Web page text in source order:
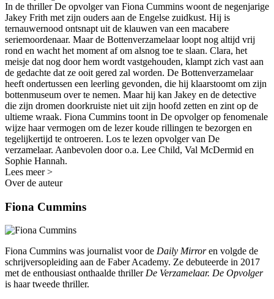
In de thriller De opvolger van Fiona Cummins woont de negenjarige
Jakey Frith met zijn ouders aan de Engelse zuidkust. Hij is
ternauwernood ontsnapt uit de klauwen van een macabere
seriemoordenaar. Maar de Bottenverzamelaar loopt nog altijd vrij
rond en wacht het moment af om alsnog toe te slaan. Clara, het
meisje dat nog door hem wordt vastgehouden, klampt zich vast aan
de gedachte dat ze ooit gered zal worden. De Bottenverzamelaar
heeft ondertussen een leerling gevonden, die hij klaarstoomt om zijn
bottenmuseum over te nemen. Maar hij kan Jakey en de detective
die zijn dromen doorkruiste niet uit zijn hoofd zetten en zint op de
ultieme wraak. Fiona Cummins toont in De opvolger op fenomenale
wijze haar vermogen om de lezer koude rillingen te bezorgen en
tegelijkertijd te ontroeren. Los te lezen opvolger van De
verzamelaar. Aanbevolen door o.a. Lee Child, Val McDermid en
Sophie Hannah.
Lees meer >
Over de auteur
Fiona Cummins
Fiona Cummins was journalist voor de Daily Mirroren volgde de
schrijversopleiding aan de Faber Academy. Ze debuteerde in 2017
met de enthousiast onthaalde thriller De Verzamelaar. De Opvolger
is haar tweede thriller.